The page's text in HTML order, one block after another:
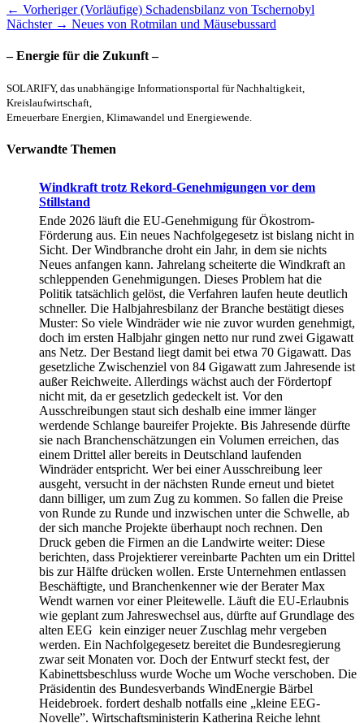
Beitragsnavigation
← Vorheriger Vorheriger
Beitrag:
(Vorläufige) Schadensbilanz von Tschernobyl
Nächster → Nächster
Neues von Rotmilan und Mäusebussard
– Energie für die Zukunft –
SOLARIFY, das unabhängige Informationsportal für Nachhaltigkeit,
Kreislaufwirtschaft,
Erneuerbare Energien, Klimawandel und Energiewende.
Verwandte Themen
Windkraft trotz Rekord-Genehmigungen vor dem
Stillstand
Ende 2026 läuft die EU-Genehmigung für Ökostrom-
Förderung aus. Ein neues Nachfolgegesetz ist bislang nicht in
Sicht. Der Windbranche droht ein Jahr, in dem sie nichts
Neues anfangen kann. Jahrelang scheiterte die Windkraft an
schleppenden Genehmigungen. Dieses Problem hat die
Politik tatsächlich gelöst, die Verfahren laufen heute deutlich
schneller. Die Halbjahresbilanz der Branche bestätigt dieses
Muster: So viele Windräder wie nie zuvor wurden genehmigt,
doch im ersten Halbjahr gingen netto nur rund zwei Gigawatt
ans Netz. Der Bestand liegt damit bei etwa 70 Gigawatt. Das
gesetzliche Zwischenziel von 84 Gigawatt zum Jahresende ist
außer Reichweite. Allerdings wächst auch der Fördertopf
nicht mit, da er gesetzlich gedeckelt ist. Vor den
Ausschreibungen staut sich deshalb eine immer länger
werdende Schlange baureifer Projekte. Bis Jahresende dürfte
sie nach Branchenschätzungen ein Volumen erreichen, das
einem Drittel aller bereits in Deutschland laufenden
Windräder entspricht. Wer bei einer Ausschreibung leer
ausgeht, versucht in der nächsten Runde erneut und bietet
dann billiger, um zum Zug zu kommen. So fallen die Preise
von Runde zu Runde und inzwischen unter die Schwelle, ab
der sich manche Projekte überhaupt noch rechnen. Den
Druck geben die Firmen an die Landwirte weiter: Diese
berichten, dass Projektierer vereinbarte Pachten um ein Drittel
bis zur Hälfte drücken wollen. Erste Unternehmen entlassen
Beschäftigte, und Branchenkenner wie der Berater Max
Wendt warnen vor einer Pleitewelle. Läuft die EU-Erlaubnis
wie geplant zum Jahreswechsel aus, dürfte auf Grundlage des
alten EEG kein einziger neuer Zuschlag mehr vergeben
werden. Ein Nachfolgegesetz bereitet die Bundesregierung
zwar seit Monaten vor. Doch der Entwurf steckt fest, der
Kabinettsbeschluss wurde Woche um Woche verschoben. Die
Präsidentin des Bundesverbands WindEnergie Bärbel
Heidebroek. fordert deshalb notfalls eine „kleine EEG-
Novelle”. Wirtschaftsministerin Katherina Reiche lehnt